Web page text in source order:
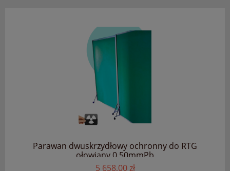
Parawan dwuskrzydłowy ochronny do RTG
ołowiany 0.50mmPb
5 658,00 zł